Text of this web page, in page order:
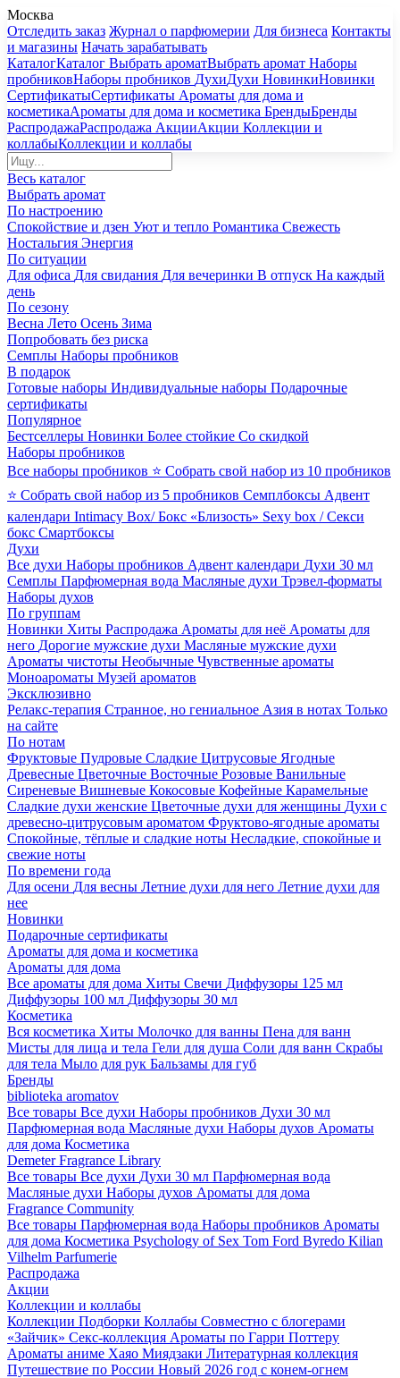
Москва
Отследить заказ Журнал о парфюмерии Для бизнеса Контакты
и магазины Начать зарабатывать
КаталогКаталог Выбрать ароматВыбрать аромат Наборы
пробниковНаборы пробников ДухиДухи НовинкиНовинки
СертификатыСертификаты Ароматы для дома и
косметикаАроматы для дома и косметика БрендыБренды
РаспродажаРаспродажа АкцииАкции Коллекции и
коллабыКоллекции и коллабы
Весь каталог
Выбрать аромат
По настроению
Спокойствие и дзен Уют и тепло Романтика Свежесть
Ностальгия Энергия
По ситуации
Для офиса Для свидания Для вечеринки В отпуск На каждый
день
По сезону
Весна Лето Осень Зима
Попробовать без риска
Семплы Наборы пробников
В подарок
Готовые наборы Индивидуальные наборы Подарочные
сертификаты
Популярное
Бестселлеры Новинки Более стойкие Со скидкой
Наборы пробников
Все наборы пробников ⭐ Собрать свой набор из 10 пробников
⭐ Собрать свой набор из 5 пробников Семплбоксы Адвент
календари Intimacy Box/ Бокс «Близость» Sexy box / Секси
бокс Смартбоксы
Духи
Все духи Наборы пробников Адвент календари Духи 30 мл
Семплы Парфюмерная вода Масляные духи Трэвел-форматы
Наборы духов
По группам
Новинки Хиты Распродажа Ароматы для неё Ароматы для
него Дорогие мужские духи Масляные мужские духи
Ароматы чистоты Необычные Чувственные ароматы
Моноароматы Музей ароматов
Эксклюзивно
Релакс-терапия Странное, но гениальное Азия в нотах Только
на сайте
По нотам
Фруктовые Пудровые Сладкие Цитрусовые Ягодные
Древесные Цветочные Восточные Розовые Ванильные
Сиреневые Вишневые Кокосовые Кофейные Карамельные
Сладкие духи женские Цветочные духи для женщины Духи с
древесно-цитрусовым ароматом Фруктово-ягодные ароматы
Спокойные, тёплые и сладкие ноты Несладкие, спокойные и
свежие ноты
По времени года
Для осени Для весны Летние духи для него Летние духи для
нее
Новинки
Подарочные сертификаты
Ароматы для дома и косметика
Ароматы для дома
Все ароматы для дома Хиты Свечи Диффузоры 125 мл
Диффузоры 100 мл Диффузоры 30 мл
Косметика
Вся косметика Хиты Молочко для ванны Пена для ванн
Мисты для лица и тела Гели для душа Соли для ванн Скрабы
для тела Мыло для рук Бальзамы для губ
Бренды
biblioteka aromatov
Все товары Все духи Наборы пробников Духи 30 мл
Парфюмерная вода Масляные духи Наборы духов Ароматы
для дома Косметика
Demeter Fragrance Library
Все товары Все духи Духи 30 мл Парфюмерная вода
Масляные духи Наборы духов Ароматы для дома
Fragrance Community
Все товары Парфюмерная вода Наборы пробников Ароматы
для дома Косметика Psychology of Sex Tom Ford Byredo Kilian
Vilhelm Parfumerie
Распродажа
Акции
Коллекции и коллабы
Коллекции Подборки Коллабы Совместно с блогерами
«Зайчик» Секс-коллекция Ароматы по Гарри Поттеру
Ароматы аниме Хаяо Миядзаки Литературная коллекция
Путешествие по России Новый 2026 год с конем-огнем